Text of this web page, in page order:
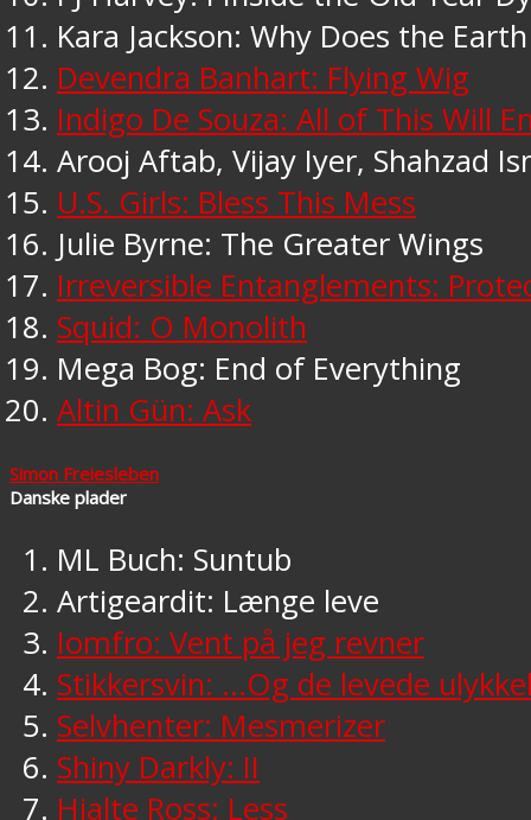
Kara Jackson: Why Does the
Devendra Banhart: Flying Wig
Indigo De Souza: All of This Will
Arooj Aftab, Vijay Iyer, Shahzad
U.S. Girls: Bless This Mess
Julie Byrne: The Greater Wings
Irreversible Entanglements:
Squid: O Monolith
Mega Bog: End of Everything
Altin Gün: Ask
Simon Freiesleben
Danske plader
ML Buch: Suntub
Artigeardit: Længe leve
Iomfro: Vent på jeg revner
Stikkersvin: …Og de levede
Selvhenter: Mesmerizer
Shiny Darkly: II
Hjalte Ross: Less